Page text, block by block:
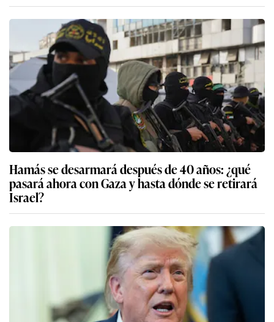
Hamás se desarmará después de 40 años: ¿qué
pasará ahora con Gaza y hasta dónde se retirará
Israel?